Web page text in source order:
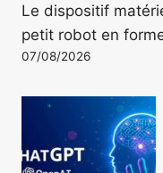
Le dispositif
petit robot en
07/08/2026